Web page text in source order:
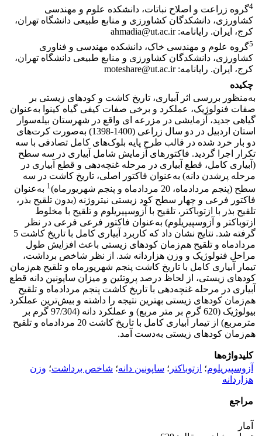
4گروه زراعت و اصلاح نباتات، دانشکده علوم و مهندسی
کشاورزی، دانشکدگان کشاورزی و منابع طبیعی دانشگاه تهران،
کرج، ایران. رایانامه: ahmadia@ut.ac.ir
5گروه علوم و مهندسی خاک، دانشکده مهندسی و فناوری
کشاورزی، دانشکدگان کشاورزی و منابع طبیعی دانشگاه تهران،
کرج، ایران. رایانامه: moteshare@ut.ac.ir
چکیده
به‌منظور بررسی اثر آبیاری، تاریخ کاشت و کودهای زیستی بر
صفات فنولوژیک، عملکرد و برخی صفات کیفی گیاه کینوا به‌عنوان
گیاهی جدید، آزمایشی در مزرعه ای واقع در شهرستان بیله‌سوار
استان اردبیل در دو سال زراعی (1400-1398) به‌صورت کرت‌های
دو بار خرد شده در قالب طرح پایه بلوک‌های کامل تصادفی با سه
تکرار اجرا گردید. فاکتورهای آزمایش شامل آبیاری در سه سطح
(آبیاری کامل، قطع آبیاری در مرحله غنچه‌دهی و قطع آبیاری در
مرحله پرشدن دانه) به‌عنوان فاکتور اصلی، تاریخ کاشت در سه
سطح (پنجم مردادماه، 20 مردادماه و پنجم شهریورماه)
1 به‌عنوان
فاکتور فرعی و چهار سطح کود زیستی نیتروژنه (بدون تلقیح بذر،
تلقیح بذر با ازتوباکتر، تلقیح با آزوسپیریلوم و تلقیح با مخلوط
ازتوباکتر و آزوسپیریلوم) به‌عنوان فاکتور فرعی فرعی در نظر
گرفته شد. نتایج نشان داد که کاربرد آبیاری کامل با تاریخ کاشت 5
مردادماه و تلقیح هم‌زمان کودهای زیستی باعث افزایش طول
مراحل فنولوژیک و وزن هزاردانه شد. از نظر شاخص برداشت،
تیمار آبیاری کامل با تاریخ کاشت پنجم شهریورماه و تلقیح هم‌زمان
کودهای زیستی، از لحاظ درصد پروتئین و میزان ساپونین دانه قطع
آبیاری در مرحله غنچه‌دهی با تاریخ کاشت پنجم مردادماه و تلقیح
هم‌زمان کودهای زیستی بهترین نتیجه را داشته و بیش‌ترین عملکرد
بیولوژیک (620 گرم بر متر مربع) و عملکرد دانه (97/304 گرم بر
مترمربع) از تیمار آبیاری کامل با تاریخ کاشت 20 مردادماه و تلقیح
هم‌زمان کودهای زیستی به‌دست آمد.
کلیدواژه‌ها
آزوسپیریلوم؛ ازتوباکتر ؛ ساپونین دانه؛ شاخص برداشت؛ وزن
هزاردانه
مراجع
آمار